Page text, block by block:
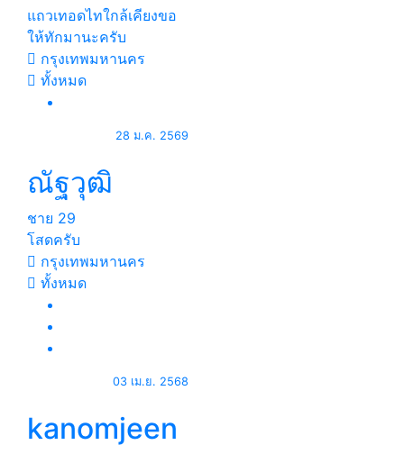
แถวเทอดไท​ใกล้​เคียง​ขอ
ให้ทักมานะครับ
กรุงเทพมหานคร
ทั้งหมด
28 ม.ค. 2569
ณัฐวุฒิ
ชาย 29
โสดครับ
กรุงเทพมหานคร
ทั้งหมด
03 เม.ย. 2568
kanomjeen